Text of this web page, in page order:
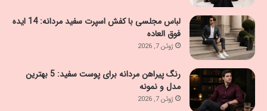
لباس مجلسی با کفش اسپرت سفید مردانه: 14 ایده
فوق العاده
ژوئن 7, 2026
رنگ پیراهن مردانه برای پوست سفید: 5 بهترین
مدل و نمونه
ژوئن 7, 2026